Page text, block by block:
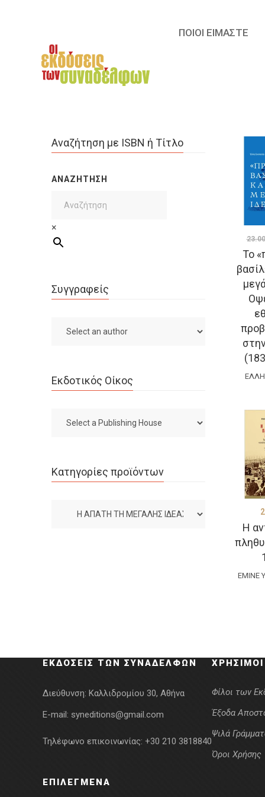
ΠΟΙΟΙ ΕΙΜΑΣΤΕ
Το
23.00
Η
EMINE
Αναζήτηση με ISBN ή Τίτλο
ΑΝΑΖΉΤΗΣΗ
×
Συγγραφείς
Εκδοτικός Οίκος
Κατηγορίες προϊόντων
ΕΚΔΌΣΕΙΣ ΤΩΝ ΣΥΝΑΔΈΛΦΩΝ
Διεύθυνση: Καλλιδρομίου 30, Αθήνα
E-mail: syneditions@gmail.com
Τηλέφωνο επικοινωνίας: +30 210 3818840
Φίλοι των
Έξοδα
Ψιλά
Όροι Χρήσης
ΕΠΙΛΕΓΜΈΝΑ